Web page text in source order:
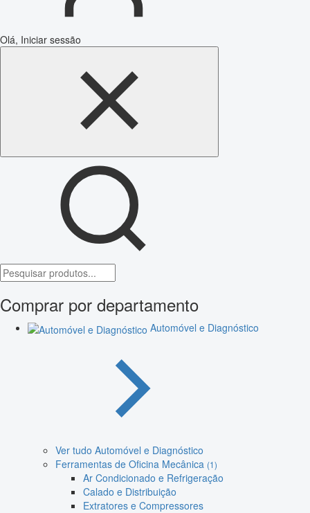
Olá, Iniciar sessão
Comprar por departamento
Automóvel e Diagnóstico
Ver tudo Automóvel e Diagnóstico
Ferramentas de Oficina Mecânica (1)
Ar Condicionado e Refrigeração
Calado e Distribuição
Extratores e Compressores